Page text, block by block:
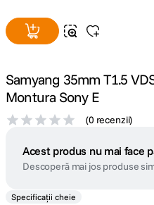
Samyang 35mm T1.5
Montura Sony E
(0 recenzii)
Acest produs nu mai face
Descoperă mai jos produse
Specificații cheie